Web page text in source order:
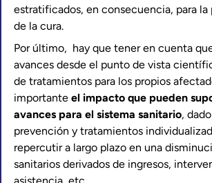
estratificados, en consecuencia, para la
de la cura.
Por último, hay que tener en cuenta
avances desde el punto de vista
de tratamientos para los propios
importante el impacto que pueden
avances para el sistema sanitario,
prevención y tratamientos
repercutir a largo plazo en una
sanitarios derivados de ingresos,